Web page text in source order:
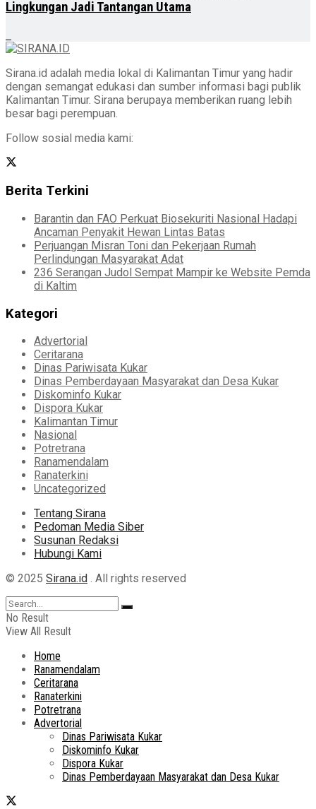
Lingkungan Jadi Tantangan Utama
Sirana.id adalah media lokal di Kalimantan Timur yang hadir
dengan semangat edukasi dan sumber informasi bagi publik
Kalimantan Timur. Sirana berupaya memberikan ruang lebih
besar bagi perempuan.
Follow sosial media kami:
Berita Terkini
Barantin dan FAO Perkuat Biosekuriti Nasional Hadapi
Ancaman Penyakit Hewan Lintas Batas
Perjuangan Misran Toni dan Pekerjaan Rumah
Perlindungan Masyarakat Adat
236 Serangan Judol Sempat Mampir ke Website Pemda
di Kaltim
Kategori
Advertorial
Ceritarana
Dinas Pariwisata Kukar
Dinas Pemberdayaan Masyarakat dan Desa Kukar
Diskominfo Kukar
Dispora Kukar
Kalimantan Timur
Nasional
Potretrana
Ranamendalam
Ranaterkini
Uncategorized
Tentang Sirana
Pedoman Media Siber
Susunan Redaksi
Hubungi Kami
© 2025 Sirana.id . All rights reserved
No Result
View All Result
Home
Ranamendalam
Ceritarana
Ranaterkini
Potretrana
Advertorial
Dinas Pariwisata Kukar
Diskominfo Kukar
Dispora Kukar
Dinas Pemberdayaan Masyarakat dan Desa Kukar